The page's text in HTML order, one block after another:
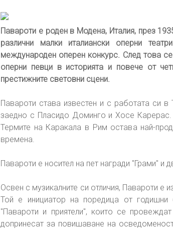
Павароти е роден в Модена, Италия, през
различни малки италиански оперни
международен оперен конкурс. След това
оперни певци в историята и повече от
престижните световни сцени.
Павароти става известен и с работата си
заедно с Пласидо Доминго и Хосе
Термите на Каракала в Рим остава най-
времена.
Павароти е носител на пет награди "Грами" и
Освен с музикалните си отличия, Павароти е
Той е инициатор на поредица от годишни
"Павароти и приятели", които се
допринесат за повишаване на